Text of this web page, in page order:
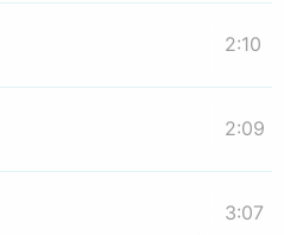
2:10
2:09
3:07